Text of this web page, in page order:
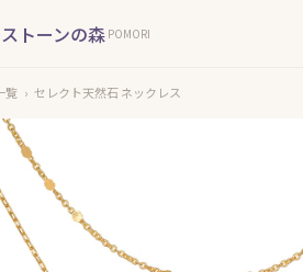
トーンの森 POMORI
覧 › セレクト天然石 ネックレス